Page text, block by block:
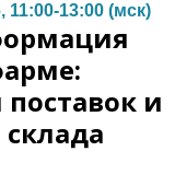
13:00 (мск)
и